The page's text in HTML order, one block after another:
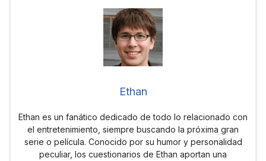
Ethan
Ethan es un fanático dedicado de todo lo relacionado con
el entretenimiento, siempre buscando la próxima gran
serie o película. Conocido por su humor y personalidad
peculiar, los cuestionarios de Ethan aportan una